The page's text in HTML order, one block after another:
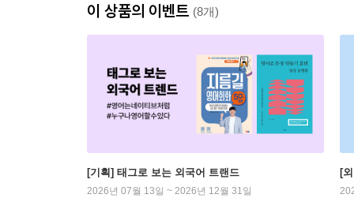
이 상품의 이벤트 (8개)
[기획] 태그로 보는 외국어 트랜드
2026년 07월 13일 ~ 2026년 12월 31일
[